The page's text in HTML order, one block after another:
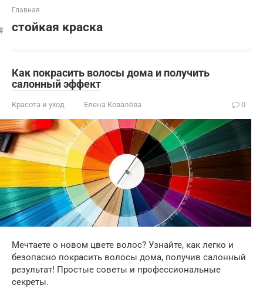
Главная
стойкая краска
Как покрасить волосы дома и получить
салонный эффект
Красота и уход Елена Ковалёва 0
Мечтаете о новом цвете волос? Узнайте, как легко и
безопасно покрасить волосы дома, получив салонный
результат! Простые советы и профессиональные
секреты.